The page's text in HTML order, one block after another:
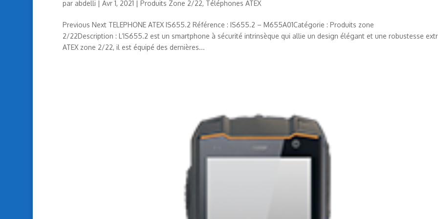
par abdelli | Avr 1, 2021 | Produits Zone 2/22, Téléphones ATEX
Previous Next TELEPHONE ATEX IS655.2 Référence : IS655.2 – M655A01Catégorie : Produits zone
2/22Description : L’IS655.2 est un smartphone à sécurité intrinsèque qui allie un design élégant et une robustesse
ATEX zone 2/22, il est équipé des dernières...